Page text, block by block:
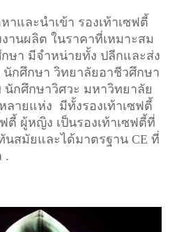
าและนำเข้า รองเท้าเซฟตี้
านผลิต ในราคาที่เหมาะสม
ษา มีจำหน่ายทั้ง ปลีกและส่ง
กศึกษา วิทยาลัยอาชีวศึกษา
นักศึกษาวิศวะ มหาวิทยาลัย
ลายแห่ง มีทั้งรองเท้าเซฟตี้
ตี้ ผู้หญิง เป็นรองเท้าเซฟตี้ที่
สมัยและได้มาตรฐาน CE ที่
.